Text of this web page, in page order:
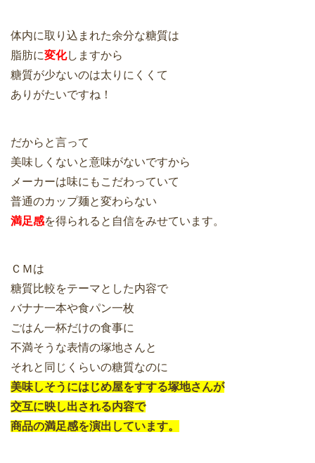
体内に取り込まれた余分な糖質は
脂肪に変化しますから
糖質が少ないのは太りにくくて
ありがたいですね！
だからと言って
美味しくないと意味がないですから
メーカーは味にもこだわっていて
普通のカップ麺と変わらない
満足感を得られると自信をみせています。
ＣＭは
糖質比較をテーマとした内容で
バナナ一本や食パン一枚
ごはん一杯だけの食事に
不満そうな表情の塚地さんと
それと同じくらいの糖質なのに
美味しそうにはじめ屋をすする塚地さんが
交互に映し出される内容で
商品の満足感を演出しています。